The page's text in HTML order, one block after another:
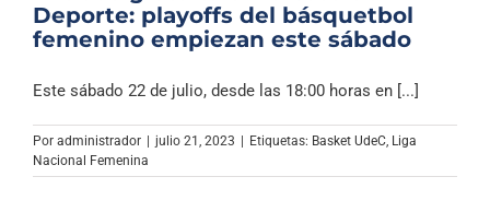
Deporte: playoffs del básquetbol
femenino empiezan este sábado
Este sábado 22 de julio, desde las 18:00 horas en [...]
Por administrador | julio 21, 2023 | Etiquetas: Basket UdeC Liga
Nacional Femenina